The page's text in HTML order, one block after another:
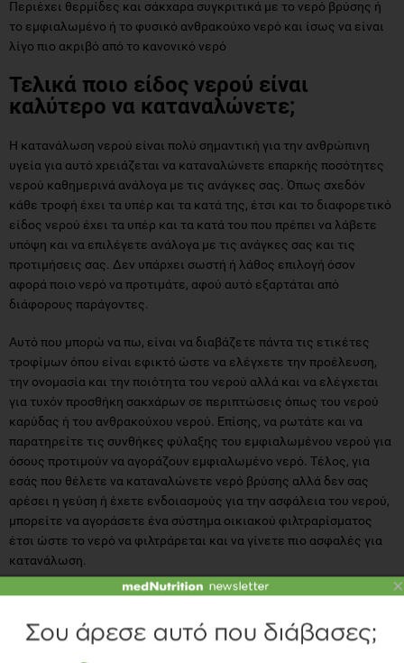
Περιέχει θερμίδες και σάκχαρα συγκριτικά με το νερό βρύσης ή
το εμφιαλωμένο ή το φυσικό ανθρακούχο νερό και ίσως να είναι
λίγο πιο ακριβό από το κανονικό νερό
Τελικά ποιο είδος νερού είναι
καλύτερο να καταναλώνετε;
Η κατανάλωση νερού είναι πολύ σημαντική για την ανθρώπινη
υγεία για αυτό χρειάζεται να καταναλώνετε επαρκής ποσότητες
νερού καθημερινά ανάλογα με τις ανάγκες σας. Όπως σχεδόν
κάθε τροφή έχει τα υπέρ και τα κατά της, έτσι και το διαφορετικό
είδος νερού έχει τα υπέρ και τα κατά του που πρέπει να λάβετε
υπόψη και να επιλέγετε ανάλογα με τις ανάγκες σας και τις
προτιμήσεις σας. Δεν υπάρχει σωστή ή λάθος επιλογή όσον
αφορά ποιο νερό να προτιμάτε, αφού αυτό εξαρτάται από
διάφορους παράγοντες.
Αυτό που μπορώ να πω, είναι να διαβάζετε πάντα τις ετικέτες
τροφίμων όπου είναι εφικτό ώστε να ελέγχετε την προέλευση,
την ονομασία και την ποιότητα του νερού αλλά και να ελέγχεται
για τυχόν προσθήκη σακχάρων σε περιπτώσεις όπως του νερού
καρύδας ή του ανθρακούχου νερού. Επίσης, να ρωτάτε και να
παρατηρείτε τις συνθήκες φύλαξης του εμφιαλωμένου νερού για
όσους προτιμούν να αγοράζουν εμφιαλωμένο νερό. Τέλος, για
εσάς που θέλετε να καταναλώνετε νερό βρύσης αλλά δεν σας
αρέσει η γεύση ή έχετε ενδοιασμούς για την ασφάλεια του νερού,
μπορείτε να αγοράσετε ένα σύστημα οικιακού φιλτραρίσματος
έτσι ώστε το νερό να φιλτράρεται και να γίνετε πιο ασφαλές για
κατανάλωση.
×